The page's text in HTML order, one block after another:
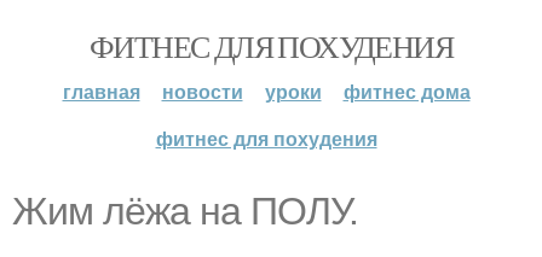
ФИТНЕС ДЛЯ ПОХУДЕНИЯ
главная новости уроки
фитнес дома
фитнес для похудения
Жим лёжа на ПОЛУ.